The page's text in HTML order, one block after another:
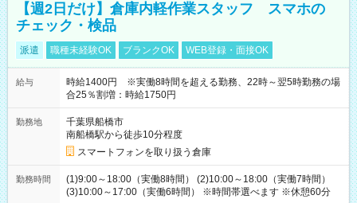
【週2日だけ】倉庫内軽作業スタッフ スマホの
チェック・検品
派遣 職種未経験OK ブランクOK WEB登録・面接OK
給与
時給1400円 ※実働8時間を超える勤務、22時～翌5時勤務の場
合25％割増：時給1750円
勤務地
千葉県船橋市
南船橋駅から徒歩10分程度
スマートフォンを取り扱う倉庫
勤務時間
(1)9:00～18:00（実働8時間） (2)10:00～18:00（実働7時間）
(3)10:00～17:00（実働6時間） ※時間帯選べます ※休憩60分